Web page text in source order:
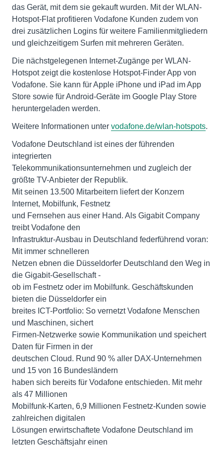
das Gerät, mit dem sie gekauft wurden. Mit der WLAN-
Hotspot-Flat profitieren Vodafone Kunden zudem von
drei zusätzlichen Logins für weitere Familienmitgliedern
und gleichzeitigem Surfen mit mehreren Geräten.
Die nächstgelegenen Internet-Zugänge per WLAN-
Hotspot zeigt die kostenlose Hotspot-Finder App von
Vodafone. Sie kann für Apple iPhone und iPad im App
Store sowie für Android-Geräte im Google Play Store
heruntergeladen werden.
Weitere Informationen unter vodafone.de/wlan-hotspots.
Vodafone Deutschland ist eines der führenden
integrierten
Telekommunikationsunternehmen und zugleich der
größte TV-Anbieter der Republik.
Mit seinen 13.500 Mitarbeitern liefert der Konzern
Internet, Mobilfunk, Festnetz
und Fernsehen aus einer Hand. Als Gigabit Company
treibt Vodafone den
Infrastruktur-Ausbau in Deutschland federführend voran:
Mit immer schnelleren
Netzen ebnen die Düsseldorfer Deutschland den Weg in
die Gigabit-Gesellschaft -
ob im Festnetz oder im Mobilfunk. Geschäftskunden
bieten die Düsseldorfer ein
breites ICT-Portfolio: So vernetzt Vodafone Menschen
und Maschinen, sichert
Firmen-Netzwerke sowie Kommunikation und speichert
Daten für Firmen in der
deutschen Cloud. Rund 90 % aller DAX-Unternehmen
und 15 von 16 Bundesländern
haben sich bereits für Vodafone entschieden. Mit mehr
als 47 Millionen
Mobilfunk-Karten, 6,9 Millionen Festnetz-Kunden sowie
zahlreichen digitalen
Lösungen erwirtschaftete Vodafone Deutschland im
letzten Geschäftsjahr einen